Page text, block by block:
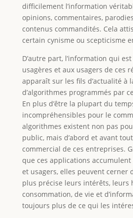
difficilement l’information
opinions, commentaires,
contenus commandités. Cela
certain cynisme ou scepticisme
D’autre part, l’information qui
usagères et aux usagers de ces
apparaît sur les fils d’actualité à
d’algorithmes programmés par
En plus d’être la plupart du
incompréhensibles pour le
algorithmes existent non pas
public, mais d’abord et avant
commercial de ces entreprises.
que ces applications
et usagers, elles peuvent cerner
plus précise leurs intérêts, leurs
consommation, de vie et
toujours plus de ce qui les